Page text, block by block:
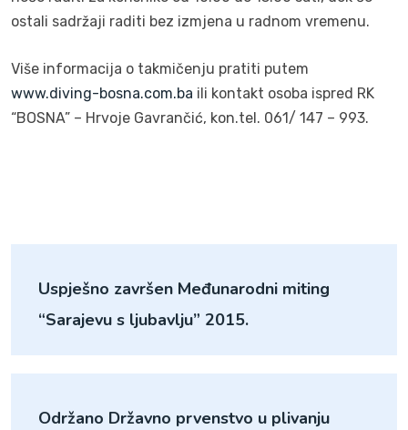
ostali sadržaji raditi bez izmjena u radnom vremenu.
Više informacija o takmičenju pratiti putem
www.diving-bosna.com.ba ili kontakt osoba ispred RK
“BOSNA” – Hrvoje Gavrančić, kon.tel. 061/ 147 – 993.
Uspješno završen Međunarodni miting
“Sarajevu s ljubavlju” 2015.
Održano Državno prvenstvo u plivanju